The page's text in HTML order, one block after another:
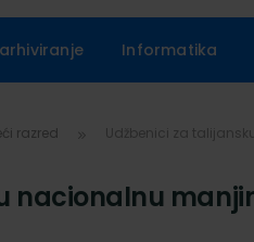
Informatika
razred
nacionalnu